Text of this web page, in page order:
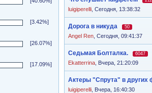
luigiperelli Сегодня, 13:38:32
Дорога в никуда 50
Angel Ren Сегодня, 09:41:37
Седьмая Болталка. 6047
Ekatterrina Вчера, 21:20:09
Актеры "Спрута" в других
luigiperelli Вчера, 16:40:30
[3.42%]
[26.07%]
[17.09%]